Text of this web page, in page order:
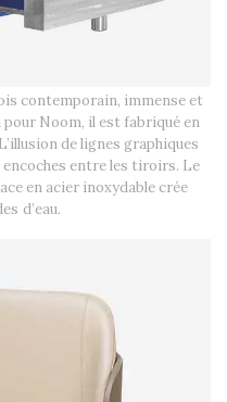
contemporain, immense et
Noom, il est fabriqué en
de lignes graphiques
encoches entre les tiroirs. Le
en acier inoxydable crée
d’eau.